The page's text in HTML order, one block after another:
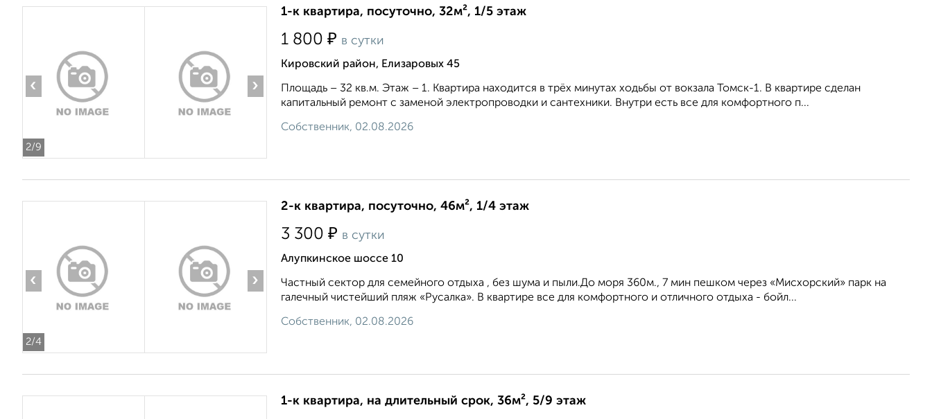
2/9
‹ ›
1-к квартира, посуточно, 32м², 1/5 этаж
1 800 ₽ в сутки
Кировский район, Елизаровых 45
Площадь – 32 кв.м. Этаж – 1. Квартира находится в трёх минутах ходьбы от вокзала Томск-1. В квартире сделан
капитальный ремонт с заменой электропроводки и сантехники. Внутри есть все для комфортного п...
Собственник, 02.08.2026
2/4
‹ ›
2-к квартира, посуточно, 46м², 1/4 этаж
3 300 ₽ в сутки
Алупкинское шоссе 10
Частный сектор для семейного отдыха , без шума и пыли.До моря 360м., 7 мин пешком через «Мисхорский» парк на
галечный чистейший пляж «Русалка». В квартире все для комфортного и отличного отдыха - бойл...
Собственник, 02.08.2026
1-к квартира, на длительный срок, 36м², 5/9 этаж